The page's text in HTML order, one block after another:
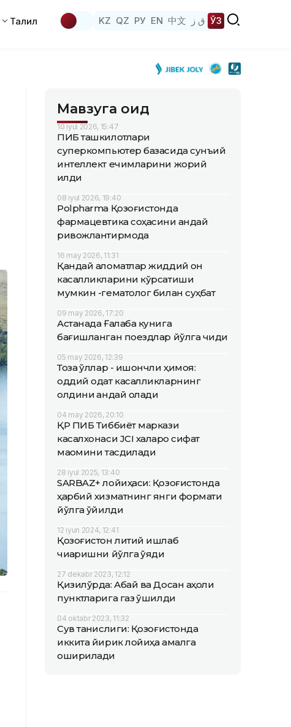
Таҳлил KZ QZ РУ EN 中文 ق ز ЎЗ
Мавзуга оид
10 iyul 2026, 15:47
ПИБ ташкилотлари
суперкомпьютер базасида сунъий
интеллект ечимларини жорий
қилди
08 iyul 2026, 19:40
Polpharma Қозоғистонда
фармацевтика соҳасини қандай
ривожлантирмоқда
16 may 2026, 11:31
Қандай аломатлар жиддий қон
касалликларини кўрсатиши
мумкин -гематолог билан суҳбат
09 may 2026, 17:20
Астанада Ғалаба кунига
бағишланган поездлар йўлга чиқди
05 may 2026, 12:39
Тоза қўллар - ишончли ҳимоя:
оддий одат касалликларнинг
олдини қандай олади
04 may 2026, 20:10
ҚР ПИБ Тиббиёт маркази
касалхонаси JCI халқаро сифат
мақомини тасдиқлади
28 iyul 2025, 13:40
SARBAZ+ лойиҳаси: Қозоғистонда
ҳарбий хизматнинг янги формати
йўлга қўйилди
12 iyun 2024, 12:41
Қозоғистон литий ишлаб
чиқаришни йўлга қўяди
27 dekabr 2023, 12:12
Қизилўрда: Абай ва Досан аҳоли
пунктларига газ қўшилди
04 oktabr 2023, 11:32
Сув танқислиги: Қозоғистонда
иккита йирик лойиҳа амалга
оширилади